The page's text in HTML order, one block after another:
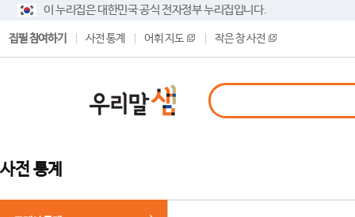
이 누리집은 대한민국 공식 전자정부 누리집입니다.
집필 참여하기 사전 통계 어휘 지도 작은 창 사전
사전 통계